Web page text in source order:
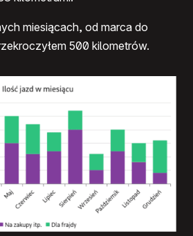
miesiącach, od marca do
500 kilometrów.